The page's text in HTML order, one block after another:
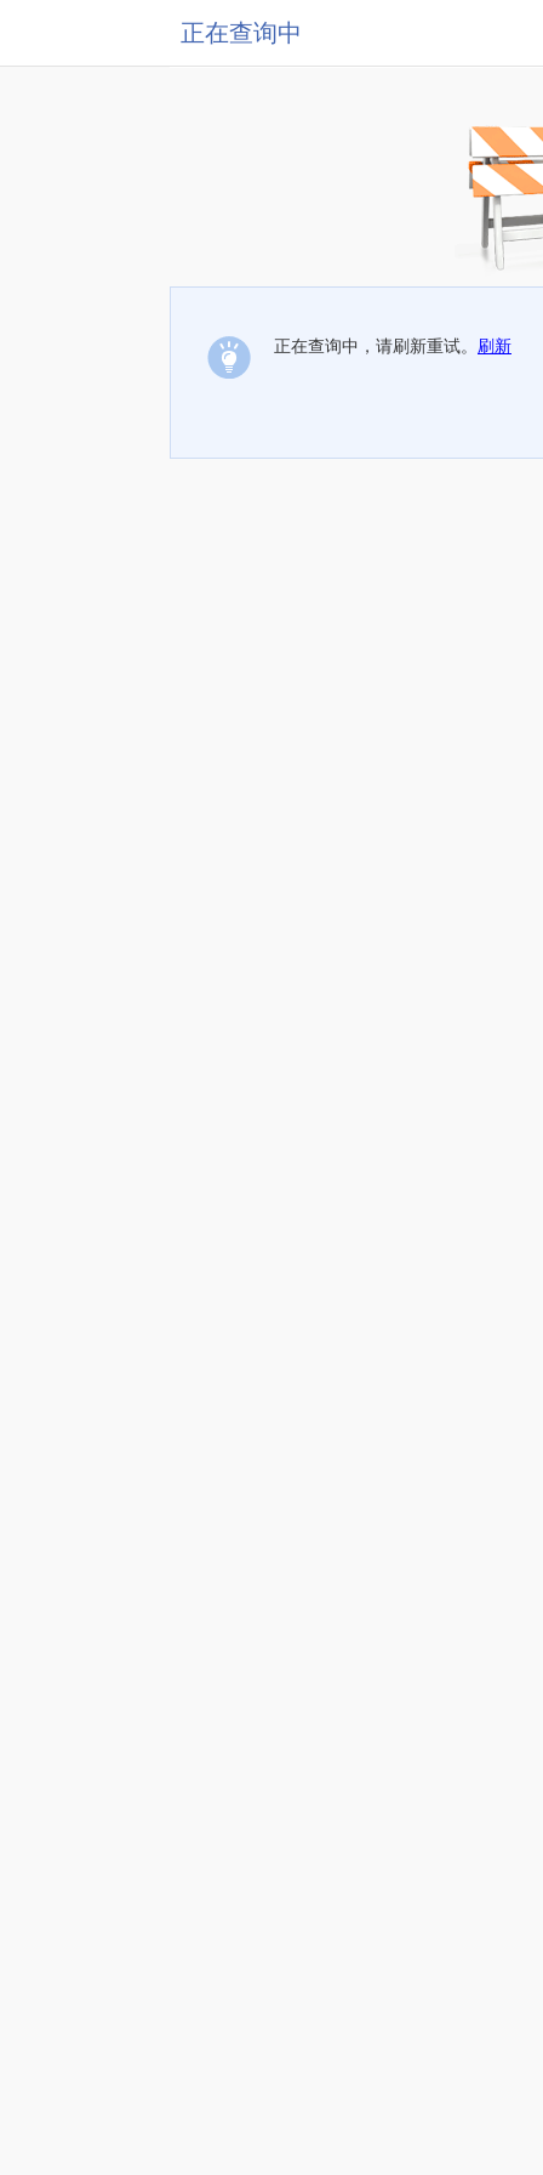
正在查询中
正在查询中，请刷新重试。 刷新